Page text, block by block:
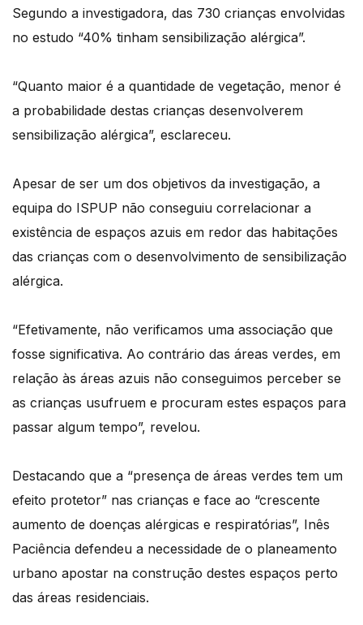
Segundo a investigadora, das 730 crianças envolvidas
no estudo “40% tinham sensibilização alérgica”.
“Quanto maior é a quantidade de vegetação, menor é
a probabilidade destas crianças desenvolverem
sensibilização alérgica”, esclareceu.
Apesar de ser um dos objetivos da investigação, a
equipa do ISPUP não conseguiu correlacionar a
existência de espaços azuis em redor das habitações
das crianças com o desenvolvimento de sensibilização
alérgica.
“Efetivamente, não verificamos uma associação que
fosse significativa. Ao contrário das áreas verdes, em
relação às áreas azuis não conseguimos perceber se
as crianças usufruem e procuram estes espaços para
passar algum tempo”, revelou.
Destacando que a “presença de áreas verdes tem um
efeito protetor” nas crianças e face ao “crescente
aumento de doenças alérgicas e respiratórias”, Inês
Paciência defendeu a necessidade de o planeamento
urbano apostar na construção destes espaços perto
das áreas residenciais.